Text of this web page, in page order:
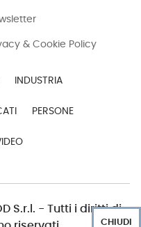
& Cookie Policy
INDUSTRIA
PERSONE
S.r.l. - Tutti i diritti di
CHIUDI